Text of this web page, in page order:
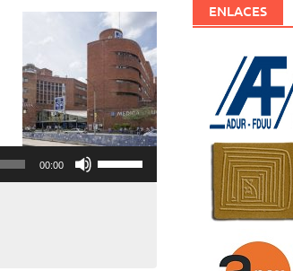
flecha
arriba/abajo
para
aumentar
o
disminuir
el
volumen.
00:00
ENLACES